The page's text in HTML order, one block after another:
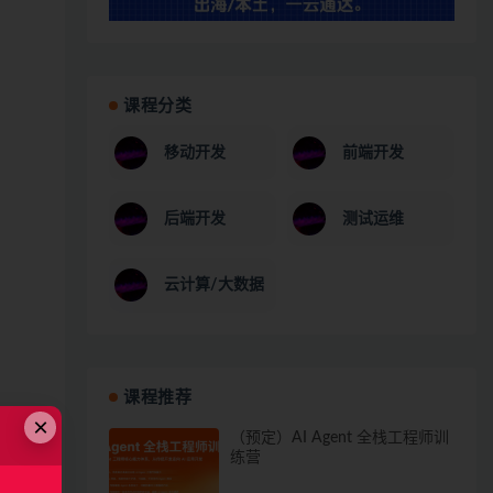
课程分类
移动开发 前端开发
后端开发 测试运维
云计算/大数据
课程推荐
（预定）AI Agent 全栈工程师训
练营
×